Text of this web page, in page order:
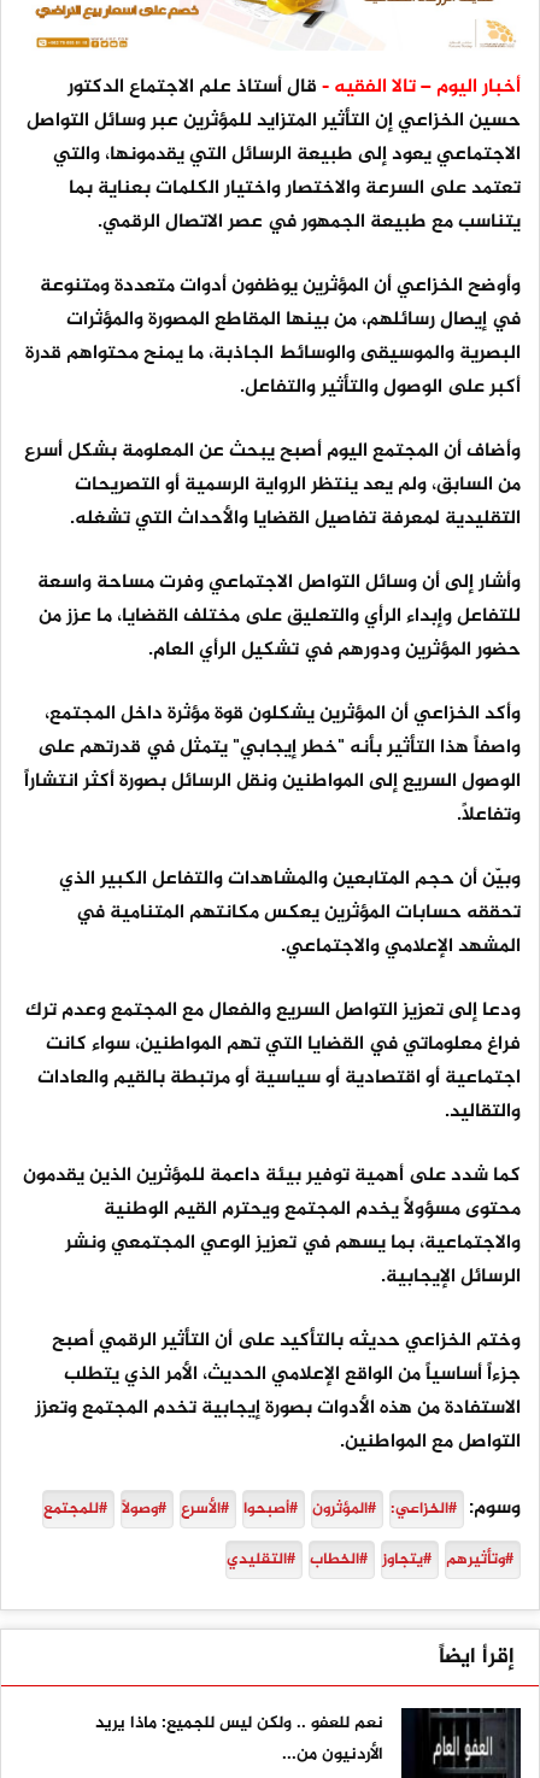
أخبار اليوم – تالا الفقيه -قال أستاذ علم الاجتماع الدكتور
حسين الخزاعي إن التأثير المتزايد للمؤثرين عبر وسائل التواصل
الاجتماعي يعود إلى طبيعة الرسائل التي يقدمونها، والتي
تعتمد على السرعة والاختصار واختيار الكلمات بعناية بما
يتناسب مع طبيعة الجمهور في عصر الاتصال الرقمي.
وأوضح الخزاعي أن المؤثرين يوظفون أدوات متعددة ومتنوعة
في إيصال رسائلهم، من بينها المقاطع المصورة والمؤثرات
البصرية والموسيقى والوسائط الجاذبة، ما يمنح محتواهم قدرة
أكبر على الوصول والتأثير والتفاعل.
وأضاف أن المجتمع اليوم أصبح يبحث عن المعلومة بشكل أسرع
من السابق، ولم يعد ينتظر الرواية الرسمية أو التصريحات
التقليدية لمعرفة تفاصيل القضايا والأحداث التي تشغله.
وأشار إلى أن وسائل التواصل الاجتماعي وفرت مساحة واسعة
للتفاعل وإبداء الرأي والتعليق على مختلف القضايا، ما عزز من
حضور المؤثرين ودورهم في تشكيل الرأي العام.
وأكد الخزاعي أن المؤثرين يشكلون قوة مؤثرة داخل المجتمع،
واصفاً هذا التأثير بأنه "خطر إيجابي" يتمثل في قدرتهم على
الوصول السريع إلى المواطنين ونقل الرسائل بصورة أكثر انتشاراً
وتفاعلاً.
وبيّن أن حجم المتابعين والمشاهدات والتفاعل الكبير الذي
تحققه حسابات المؤثرين يعكس مكانتهم المتنامية في
المشهد الإعلامي والاجتماعي.
ودعا إلى تعزيز التواصل السريع والفعال مع المجتمع وعدم ترك
فراغ معلوماتي في القضايا التي تهم المواطنين، سواء كانت
اجتماعية أو اقتصادية أو سياسية أو مرتبطة بالقيم والعادات
والتقاليد.
كما شدد على أهمية توفير بيئة داعمة للمؤثرين الذين يقدمون
محتوى مسؤولاً يخدم المجتمع ويحترم القيم الوطنية
والاجتماعية، بما يسهم في تعزيز الوعي المجتمعي ونشر
الرسائل الإيجابية.
وختم الخزاعي حديثه بالتأكيد على أن التأثير الرقمي أصبح
جزءاً أساسياً من الواقع الإعلامي الحديث، الأمر الذي يتطلب
الاستفادة من هذه الأدوات بصورة إيجابية تخدم المجتمع وتعزز
التواصل مع المواطنين.
وسوم: #الخزاعي: #المؤثرون #أصبحوا #الأسرع #وصولاً #للمجتمع
#وتأثيرهم #يتجاوز #الخطاب #التقليدي
إقرأ ايضاً
نعم للعفو .. ولكن ليس للجميع: ماذا يريد
الأردنيون من...